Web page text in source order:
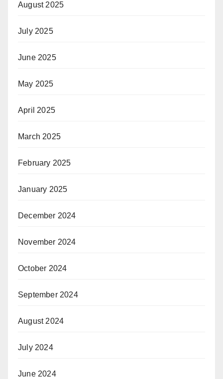
August 2025
July 2025
June 2025
May 2025
April 2025
March 2025
February 2025
January 2025
December 2024
November 2024
October 2024
September 2024
August 2024
July 2024
June 2024